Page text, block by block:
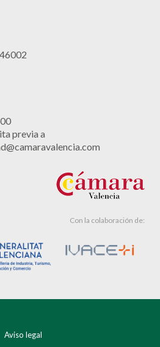
previa a
Con la colaboración de:
Aviso legal